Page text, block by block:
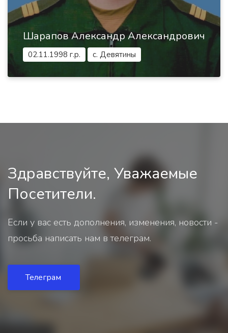
Шарапов Александр Александрович
02.11.1998 г.р. с. Девятины
Здравствуйте, Уважаемые
Посетители.
Если у вас есть дополнения, изменения, новости -
просьба написать нам в телеграм.
Телеграм